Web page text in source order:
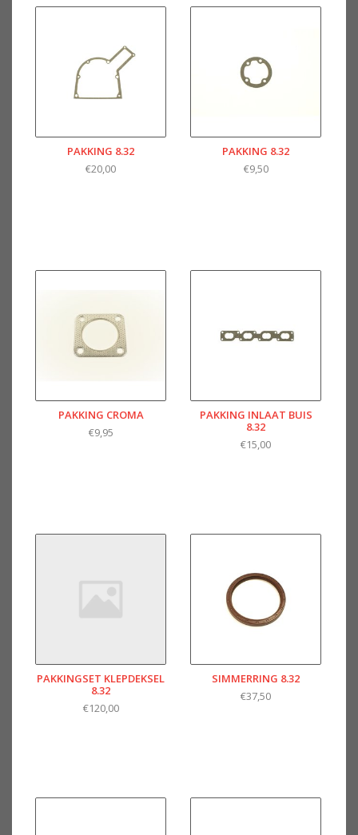
PAKKING 8.32
€20,00
PAKKING 8.32
€9,50
PAKKING CROMA
€9,95
PAKKING INLAAT BUIS
8.32
€15,00
PAKKINGSET KLEPDEKSEL
8.32
€120,00
SIMMERRING 8.32
€37,50